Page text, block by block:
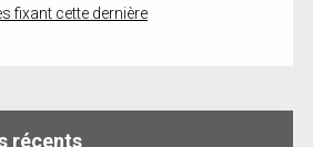
fixant cette dernière
récents